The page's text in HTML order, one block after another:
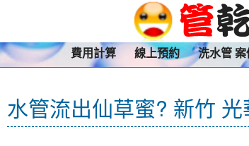
費用計算 線上預約 洗水管
水管流出仙草蜜? 新竹